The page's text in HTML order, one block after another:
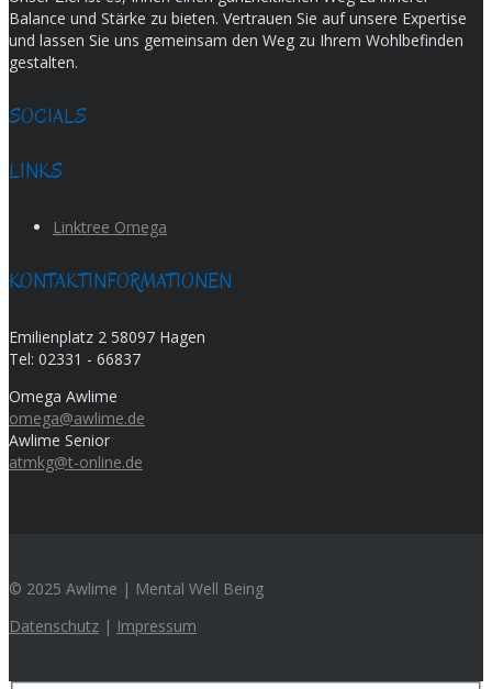
Balance und Stärke zu bieten. Vertrauen Sie auf unsere Expertise
und lassen Sie uns gemeinsam den Weg zu Ihrem Wohlbefinden
gestalten.
SOCIALS
LINKS
Linktree Omega
KONTAKTINFORMATIONEN
Emilienplatz 2 58097 Hagen
Tel: 02331 - 66837
Omega Awlime
omega@awlime.de
Awlime Senior
atmkg@t-online.de
© 2025 Awlime | Mental Well Being
Datenschutz | Impressum